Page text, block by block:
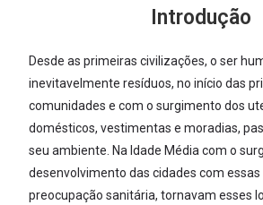
Introdução
Desde as primeiras civilizações, o ser
inevitavelmente resíduos, no início das
comunidades e com o surgimento dos
domésticos, vestimentas e moradias,
seu ambiente. Na Idade Média com o
desenvolvimento das cidades com
preocupação sanitária, tornavam esses